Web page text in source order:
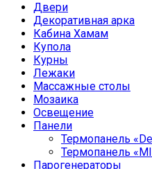
Двери
Декоративная арка
Кабина Хамам
Купола
Курны
Лежаки
Массажные столы
Мозаика
Освещение
Панели
Термопанель
Термопанель
Парогенераторы